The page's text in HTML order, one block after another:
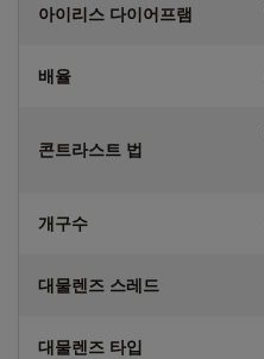
아이리스 다이어프램
배율
콘트라스트 법
개구수
대물렌즈 스레드
대물렌즈 타입